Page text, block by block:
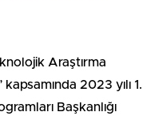
Araştırma
2023 yılı 1.
Başkanlığı